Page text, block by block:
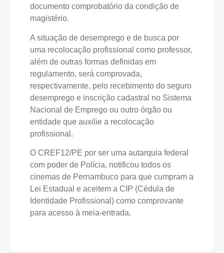
documento comprobatório da condição de
magistério.
A situação de desemprego e de busca por
uma recolocação profissional como professor,
além de outras formas definidas em
regulamento, será comprovada,
respectivamente, pelo recebimento do seguro
desemprego e inscrição cadastral no Sistema
Nacional de Emprego ou outro órgão ou
entidade que auxilie a recolocação
profissional.
O CREF12/PE por ser uma autarquia federal
com poder de Polícia, notificou todos os
cinemas de Pernambuco para que cumpram a
Lei Estadual e aceitem a CIP (Cédula de
Identidade Profissional) como comprovante
para acesso à meia-entrada.